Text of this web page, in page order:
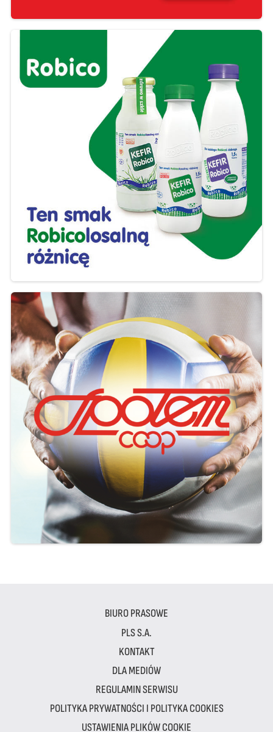
BIURO PRASOWE
PLS S.A.
KONTAKT
DLA MEDIÓW
REGULAMIN SERWISU
POLITYKA PRYWATNOŚCI I POLITYKA COOKIES
USTAWIENIA PLIKÓW COOKIE